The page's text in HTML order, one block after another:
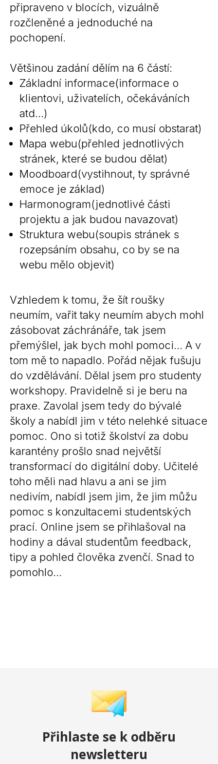
připraveno v blocích, vizuálně
rozčleněné a jednoduché na
pochopení.
Většinou zadání dělím na 6 částí:
Základní informace(informace o
klientovi, uživatelích, očekáváních
atd…)
Přehled úkolů(kdo, co musí obstarat)
Mapa webu(přehled jednotlivých
stránek, které se budou dělat)
Moodboard(vystihnout, ty správné
emoce je základ)
Harmonogram(jednotlivé části
projektu a jak budou navazovat)
Struktura webu(soupis stránek s
rozepsáním obsahu, co by se na
webu mělo objevit)
Vzhledem k tomu, že šít roušky
neumím, vařit taky neumím abych mohl
zásobovat záchránáře, tak jsem
přemýšlel, jak bych mohl pomoci… A v
tom mě to napadlo. Pořád nějak fušuju
do vzdělávání. Dělal jsem pro studenty
workshopy. Pravidelně si je beru na
praxe. Zavolal jsem tedy do bývalé
školy a nabídl jim v této nelehké situace
pomoc. Ono si totiž školství za dobu
karantény prošlo snad největší
transformací do digitální doby. Učitelé
toho měli nad hlavu a ani se jim
nedivím, nabídl jsem jim, že jim můžu
pomoc s konzultacemi studentských
prací. Online jsem se přihlašoval na
hodiny a dával studentům feedback,
tipy a pohled člověka zvenčí. Snad to
pomohlo…
Přihlaste se k odběru
newsletteru